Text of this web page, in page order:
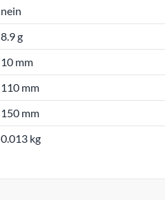
nein
8.9 g
10 mm
110 mm
150 mm
0.013 kg